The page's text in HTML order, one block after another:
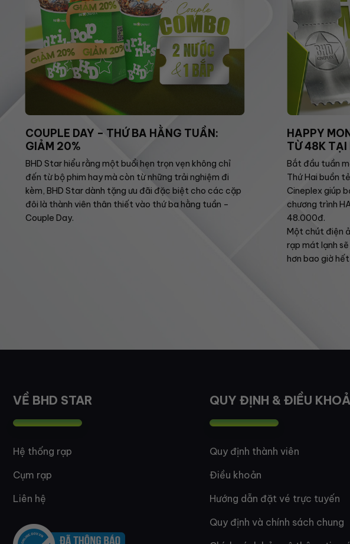
COUPLE DAY – THỨ BA HẰNG TUẦN:
GIẢM 20%
BHD Star hiểu rằng một buổi hẹn trọn vẹn không chỉ
đến từ bộ phim hay mà còn từ những trải nghiệm đi
kèm, BHD Star dành tặng ưu đãi đặc biệt cho các cặp
đôi là thành viên thân thiết vào thứ ba hằng tuần –
Couple Day.
HAPPY
TỪ 48K TẠI
Bắt đầu tuần
Thứ Hai buồn
Cineplex giúp
chương trình
48.000đ.
Một chút điện
rạp mát lạnh
hơn bao giờ
VỀ BHD STAR
Hệ thống rạp
Cụm rạp
Liên hệ
QUY ĐỊNH & ĐIỀU
Quy định thành viên
Điều khoản
Hướng dẫn đặt vé trực tuyến
Quy định và chính sách chung